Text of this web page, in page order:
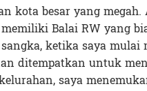
kota besar yang
Balai RW yang
ketika saya mulai
ditempatkan untuk
saya